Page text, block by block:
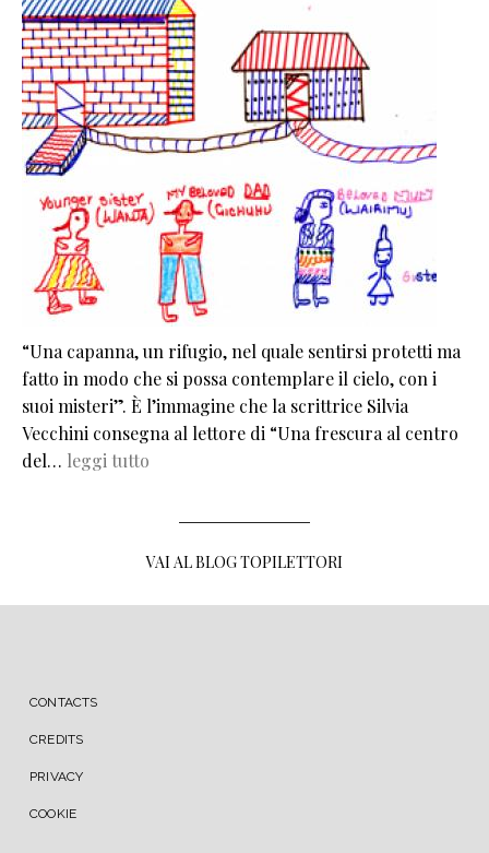
“Una capanna, un rifugio, nel quale sentirsi protetti ma
fatto in modo che si possa contemplare il cielo, con i
suoi misteri”. È l’immagine che la scrittrice Silvia
Vecchini consegna al lettore di “Una frescura al centro
del… leggi tutto
VAI AL BLOG TOPILETTORI
MENU FOOTER
CONTACTS
CREDITS
PRIVACY
COOKIE